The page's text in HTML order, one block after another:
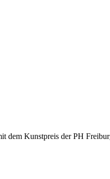
dem Kunstpreis der PH